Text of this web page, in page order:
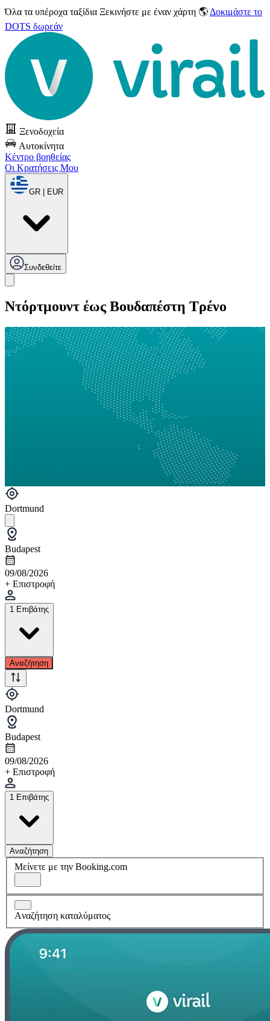
Όλα τα υπέροχα ταξίδια Ξεκινήστε με έναν χάρτη 🌎 Δοκιμάστε το
DOTS δωρεάν
Ξενοδοχεία
Αυτοκίνητα
Κέντρο βοηθείας
Οι Κρατήσεις Μου
GR | EUR
Συνδεθείτε
Ντόρτμουντ έως Βουδαπέστη Τρένο
Dortmund
Budapest
09/08/2026
+ Επιστροφή
1 Επιβάτης
Αναζήτηση
Dortmund
Budapest
09/08/2026
+ Επιστροφή
1 Επιβάτης
Αναζήτηση
Μείνετε με την Booking.com
Aναζήτηση καταλύματος